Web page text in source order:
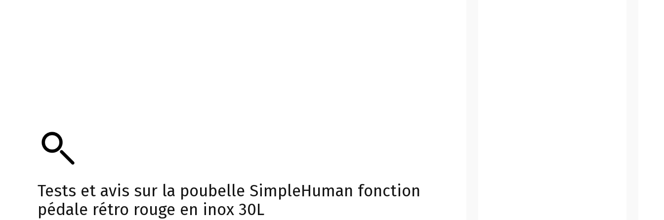
Tests et avis sur la poubelle SimpleHuman fonction
pédale rétro rouge en inox 30L